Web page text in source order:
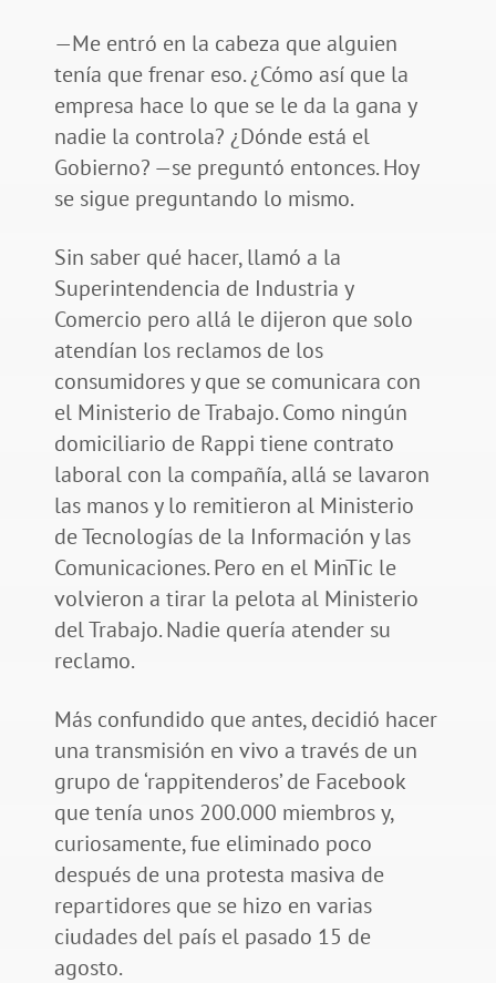
—Me entró en la cabeza que alguien
tenía que frenar eso. ¿Cómo así que la
empresa hace lo que se le da la gana y
nadie la controla? ¿Dónde está el
Gobierno? —se preguntó entonces. Hoy
se sigue preguntando lo mismo.
Sin saber qué hacer, llamó a la
Superintendencia de Industria y
Comercio pero allá le dijeron que solo
atendían los reclamos de los
consumidores y que se comunicara con
el Ministerio de Trabajo. Como ningún
domiciliario de Rappi tiene contrato
laboral con la compañía, allá se lavaron
las manos y lo remitieron al Ministerio
de Tecnologías de la Información y las
Comunicaciones. Pero en el MinTic le
volvieron a tirar la pelota al Ministerio
del Trabajo. Nadie quería atender su
reclamo.
Más confundido que antes, decidió hacer
una transmisión en vivo a través de un
grupo de ‘rappitenderos’ de Facebook
que tenía unos 200.000 miembros y,
curiosamente, fue eliminado poco
después de una protesta masiva de
repartidores que se hizo en varias
ciudades del país el pasado 15 de
agosto.